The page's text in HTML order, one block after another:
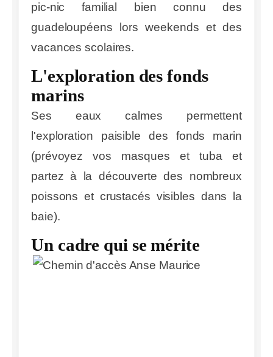
pic-nic familial bien connu des
guadeloupéens lors weekends et des
vacances scolaires.
L'exploration des fonds
marins
Ses eaux calmes permettent
l'exploration paisible des fonds marin
(prévoyez vos masques et tuba et
partez à la découverte des nombreux
poissons et crustacés visibles dans la
baie).
Un cadre qui se mérite